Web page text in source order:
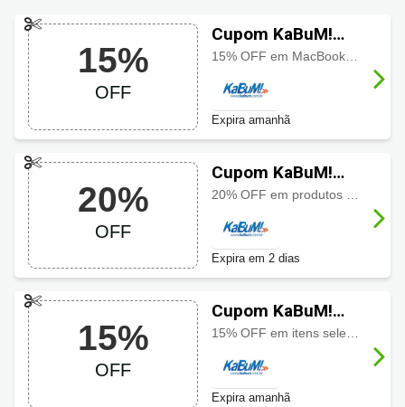
15%
OFF
Cupom KaBuM!
com 15% OFF
Expira amanhã
20%
OFF
Cupom KaBuM!
com 20% OFF
Expira em 2 dias
15%
OFF
Cupom KaBuM!
com 15% OFF
15% OFF em itens selecionados usando o cupom, aproveite a oferta especial por tempo limitado
Expira amanhã